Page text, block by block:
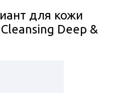
для кожи
Deep &